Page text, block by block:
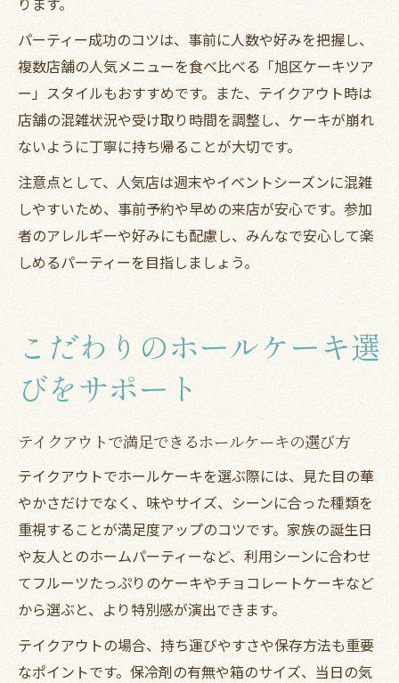
パーティー成功のコツは、事前に人数や好みを把握し、
複数店舗の人気メニューを食べ比べる「旭区ケーキツア
ー」スタイルもおすすめです。また、テイクアウト時は
店舗の混雑状況や受け取り時間を調整し、ケーキが崩れ
ないように丁寧に持ち帰ることが大切です。
注意点として、人気店は週末やイベントシーズンに混雑
しやすいため、事前予約や早めの来店が安心です。参加
者のアレルギーや好みにも配慮し、みんなで安心して楽
しめるパーティーを目指しましょう。
こだわりのホールケーキ選
びをサポート
テイクアウトで満足できるホールケーキの選び方
テイクアウトでホールケーキを選ぶ際には、見た目の華
やかさだけでなく、味やサイズ、シーンに合った種類を
重視することが満足度アップのコツです。家族の誕生日
や友人とのホームパーティーなど、利用シーンに合わせ
てフルーツたっぷりのケーキやチョコレートケーキなど
から選ぶと、より特別感が演出できます。
テイクアウトの場合、持ち運びやすさや保存方法も重要
なポイントです。保冷剤の有無や箱のサイズ、当日の気